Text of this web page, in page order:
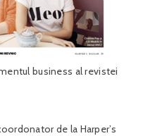
business al revistei
de la Harper’s